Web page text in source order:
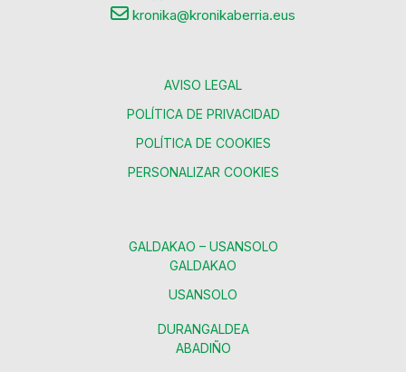
kronika@kronikaberria.eus
AVISO LEGAL
POLÍTICA DE PRIVACIDAD
POLÍTICA DE COOKIES
PERSONALIZAR COOKIES
GALDAKAO – USANSOLO
GALDAKAO
USANSOLO
DURANGALDEA
ABADIÑO